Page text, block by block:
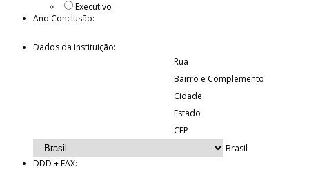
Executivo
Ano Conclusão:
Dados da instituição:
Rua
Bairro e Complemento
Cidade
Estado
CEP
Brasil
DDD + FAX: